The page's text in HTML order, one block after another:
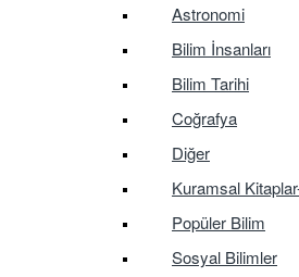
Astronomi
Bilim İnsanları
Bilim Tarihi
Coğrafya
Diğer
Kuramsal
Popüler Bilim
Sosyal Bilimler